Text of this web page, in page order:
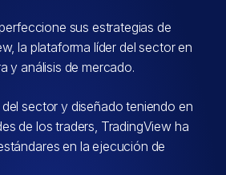
(3333.xhkg)
China Gas Holdings
China Life
sus estrategias de
la plataforma líder del sector en
y análisis de mercado.
sector y diseñado teniendo en
de los traders, TradingView ha
en la ejecución de